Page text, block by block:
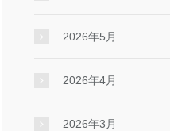
2026年5月
2026年4月
2026年3月